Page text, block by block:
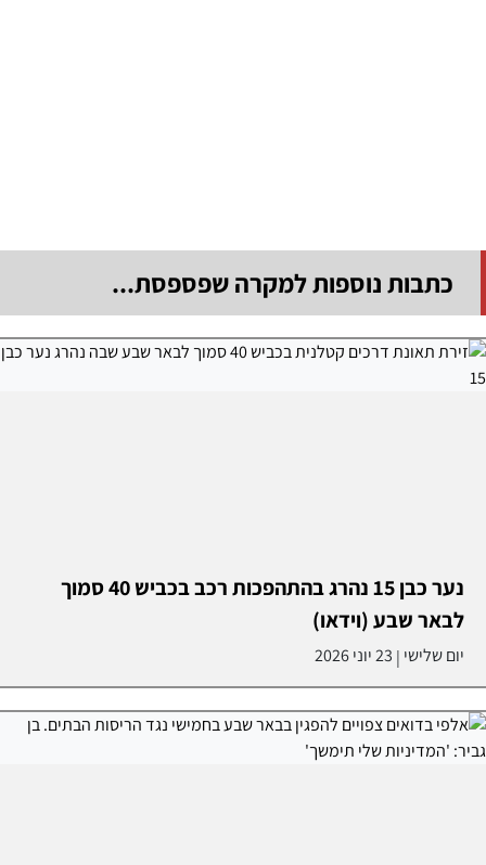
כתבות נוספות למקרה שפספסת...
נער כבן 15 נהרג בהתהפכות רכב בכביש 40 סמוך
לבאר שבע (וידאו)
יום שלישי | 23 יוני 2026